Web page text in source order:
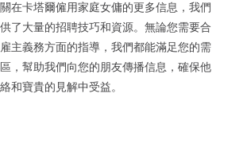
在卡塔爾僱用家庭女傭的更多信息，我們
了大量的招聘技巧和資源。無論您需要合
主義務方面的指導，我們都能滿足您的需
，幫助我們向您的朋友傳播信息，確保他
和寶貴的見解中受益。